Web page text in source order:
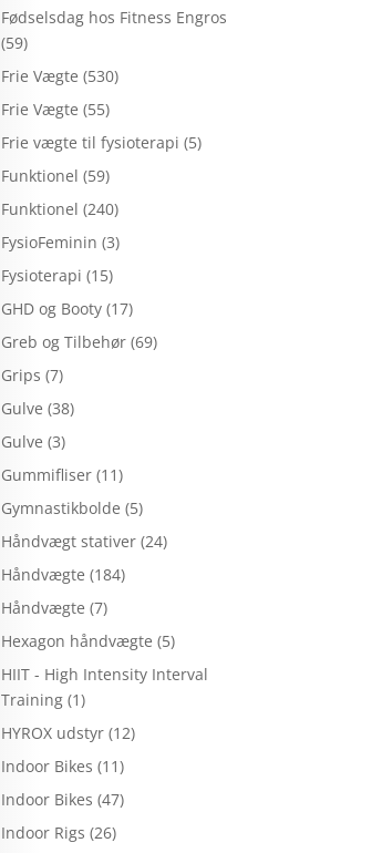
Fødselsdag hos Fitness Engros
(59)
Frie Vægte (530)
Frie Vægte (55)
Frie vægte til fysioterapi (5)
Funktionel (59)
Funktionel (240)
FysioFeminin (3)
Fysioterapi (15)
GHD og Booty (17)
Greb og Tilbehør (69)
Grips (7)
Gulve (38)
Gulve (3)
Gummifliser (11)
Gymnastikbolde (5)
Håndvægt stativer (24)
Håndvægte (184)
Håndvægte (7)
Hexagon håndvægte (5)
HIIT - High Intensity Interval
Training (1)
HYROX udstyr (12)
Indoor Bikes (11)
Indoor Bikes (47)
Indoor Rigs (26)